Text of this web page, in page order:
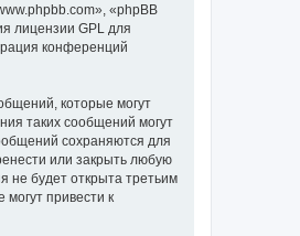
«phpBB
лицензии GPL для
конференций
которые могут
таких сообщений могут
сохраняются для
или закрыть любую
не будет открыта третьим
привести к